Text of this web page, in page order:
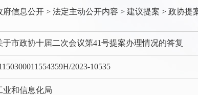
府信息公开 > 法定主动公开内容 > 建议提案 > 政协提
于市政协十届二次会议第41号提案办理情况的答复
2023-10535
业和信息化局